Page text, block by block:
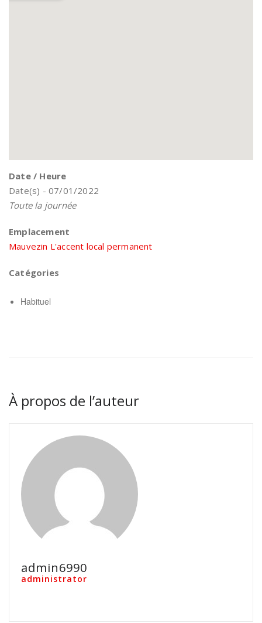
Date / Heure
Date(s) - 07/01/2022
Toute la journée
Emplacement
Mauvezin L'accent local permanent
Catégories
Habituel
À propos de l’auteur
admin6990
administrator